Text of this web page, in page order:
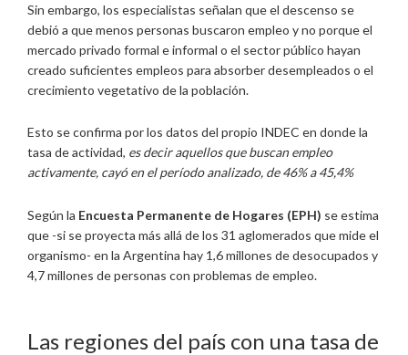
Sin embargo, los especialistas señalan que el descenso se
debió a que menos personas buscaron empleo y no porque el
mercado privado formal e informal o el sector público hayan
creado suficientes empleos para absorber desempleados o el
crecimiento vegetativo de la población.
Esto se confirma por los datos del propio INDEC en donde la
tasa de actividad, es decir aquellos que buscan empleo
activamente, cayó en el período analizado, de 46% a 45,4%
Según la Encuesta Permanente de Hogares (EPH) se estima
que -si se proyecta más allá de los 31 aglomerados que mide el
organismo- en la Argentina hay 1,6 millones de desocupados y
4,7 millones de personas con problemas de empleo.
Las regiones del país con una tasa de